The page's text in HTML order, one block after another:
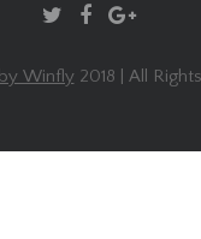
by Winfly2018 | All